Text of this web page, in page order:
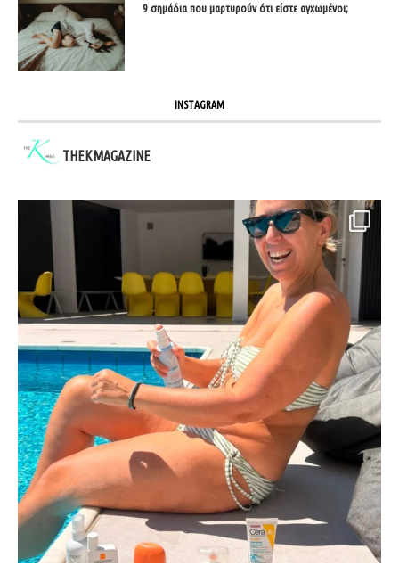
9 σημάδια που μαρτυρούν ότι είστε αγχωμένοι;
INSTAGRAM
THEKMAGAZINE